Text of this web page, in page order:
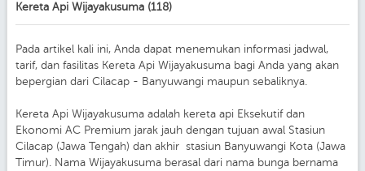
Kereta Api Wijayakusuma (118)
Pada artikel kali ini, Anda dapat menemukan informasi jadwal,
tarif, dan fasilitas Kereta Api Wijayakusuma bagi Anda yang akan
bepergian dari Cilacap - Banyuwangi maupun sebaliknya.
Kereta Api Wijayakusuma adalah kereta api Eksekutif dan
Ekonomi AC Premium jarak jauh dengan tujuan awal Stasiun
Cilacap (Jawa Tengah) dan akhir stasiun Banyuwangi Kota (Jawa
Timur). Nama Wijayakusuma berasal dari nama bunga bernama